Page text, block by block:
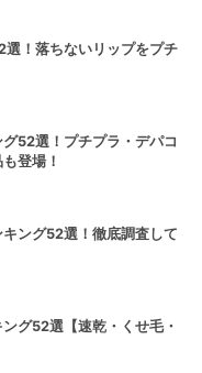
！落ちないリップをプチ
52選！プチプラ・デパコ
登場！
ング52選！徹底調査して
グ52選【速乾・くせ毛・